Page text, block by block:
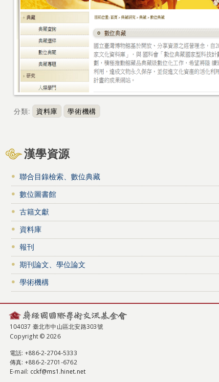
分類: 資料庫 學術機構
漢學資源
聯合目錄檢索、數位典藏
數位圖書館
古籍文獻
資料庫
報刊
期刊論文、學位論文
學術機構
104037 臺北市中山區北安路303號
Copyright © 2026
電話: +886-2-2704-5333
傳真: +886-2-2701-6762
E-mail: cckf@ms1.hinet.net